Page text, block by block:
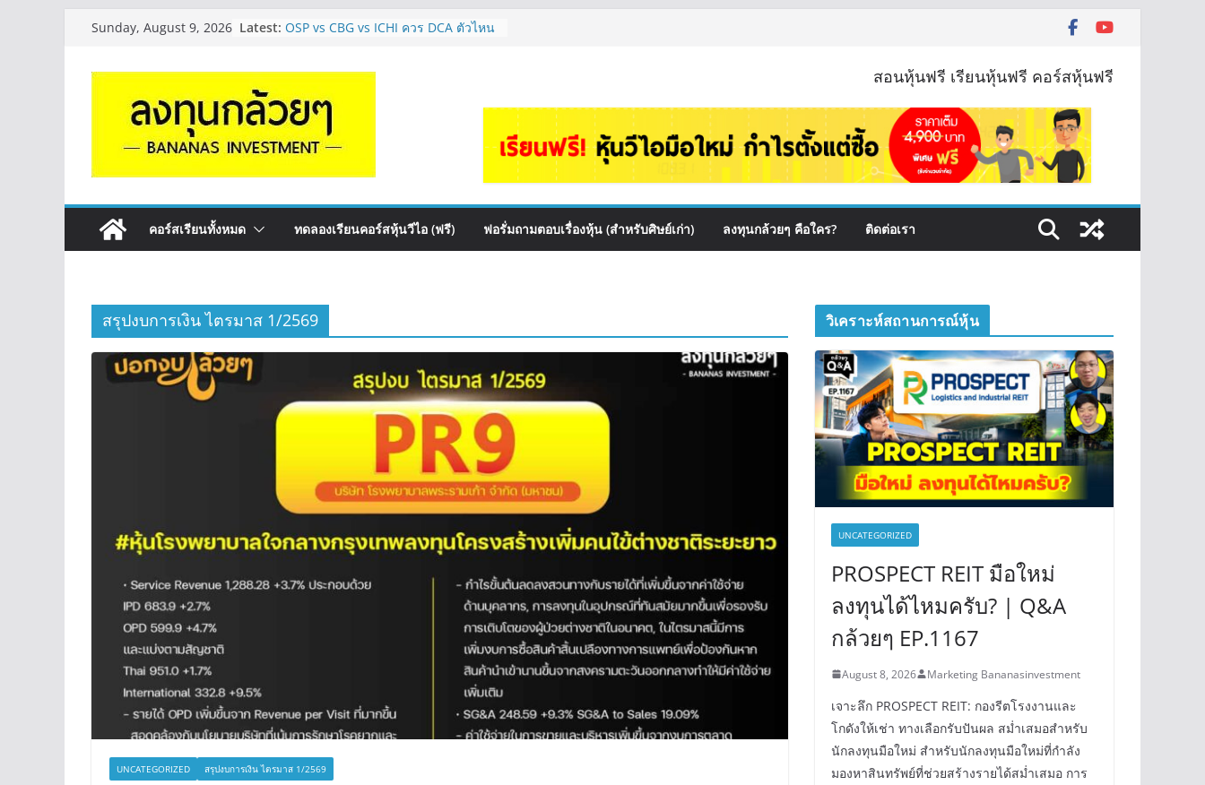
content
Sunday, August 9, 2026 Latest: OSP vs CBG vs ICHI ควร DCA ตัวไหน
PROSPECT REIT มือใหม่ ลงทุนได้ไหม
ครับ? | Q&A กล้วยๆ EP.1167
Hot Topic! อัปเดทงบ สื่อสาร, ค้าปลีก
ตัวไหนเหมาะถือเอาปันผล? | Hot Topic
หุ้นซอสภูเขาทอง Sauce เหมาะถือเป็น
หุ้นปันผลไหม? | Q&A กล้วยๆ EP.1166
สอนหุ้นฟรี เรียนหุ้นฟรี คอร์สหุ้นฟรี
คอร์สเรียนทั้งหมด ทดลองเรียนคอร์สหุ้นวีไอ (ฟรี) ฟอรั่มถามตอบเรื่องหุ้น (สำหรับศิษย์เก่า) ลงทุนกล้วยๆ คือใคร? ติดต่อเรา
สรุปงบการเงิน ไตรมาส 1/2569
UNCATEGORIZED สรุปงบการเงิน ไตรมาส 1/2569
วิเคราะห์สถานการณ์หุ้น
UNCATEGORIZED
PROSPECT REIT มือใหม่
ลงทุนได้ไหมครับ? | Q&A
กล้วยๆ EP.1167
August 8, 2026 Marketing Bananasinvestment
เจาะลึก PROSPECT REIT: กองรีตโรงงานและ
โกดังให้เช่า ทางเลือกรับปันผล สม่ำเสมอสำหรับ
นักลงทุนมือใหม่ สำหรับนักลงทุนมือใหม่ที่กำลัง
มองหาสินทรัพย์ที่ช่วยสร้างรายได้สม่ำเสมอ การ